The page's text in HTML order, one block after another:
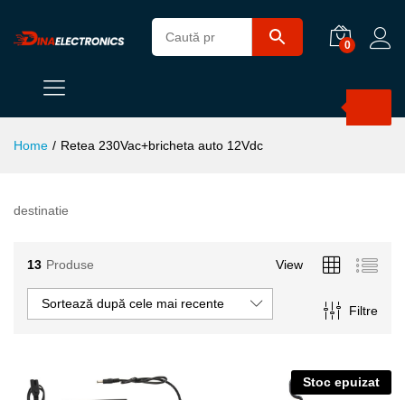
0
Home / Retea 230Vac+bricheta auto 12Vdc
destinatie
13 Produse View
Filtre
Sortează după cele mai recente
Stoc epuizat